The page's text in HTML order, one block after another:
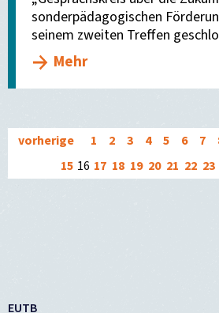
sonderpädagogischen
seinem zweiten Treffen
Mehr
vorherige 1 2 3 4 5 6 7
15 16 17 18 19 20 21 22 23
EUTB